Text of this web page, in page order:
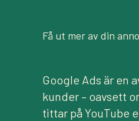
Få ut mer av din
Google Ads är en
kunder – oavsett
tittar på YouTube